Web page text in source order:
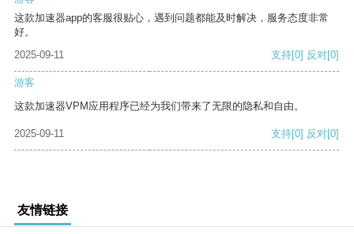
这款加速器app的客服很贴心，遇到问题都能及时解决，服务态度非常
好。
2025-09-11
支持[0] 反对[0]
游客
这款加速器VPM应用程序已经为我们带来了无限的隐私和自由。
2025-09-11 支持[0] 反对[0]
友情链接